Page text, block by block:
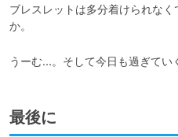
ブレスレットは多分着けられな
か。
うーむ...。そして今日も過ぎてい
最後に